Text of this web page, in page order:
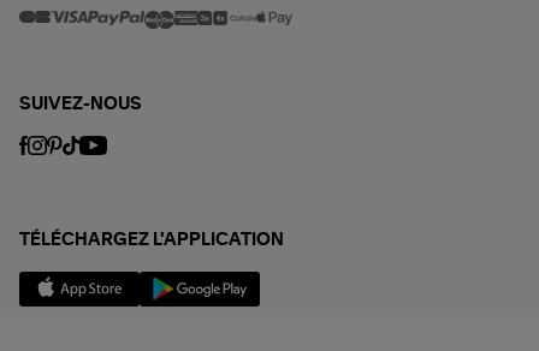
SUIVEZ-NOUS
TÉLÉCHARGEZ L'APPLICATION